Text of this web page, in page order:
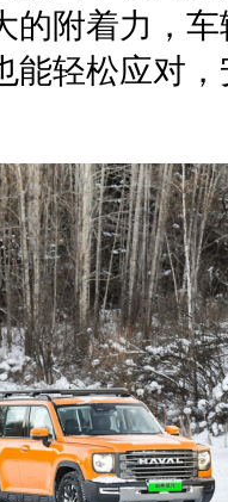
的附着力，
能轻松应对